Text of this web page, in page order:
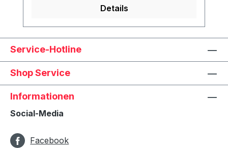
Details
Service-Hotline
Shop Service
Informationen
Social-Media
Facebook